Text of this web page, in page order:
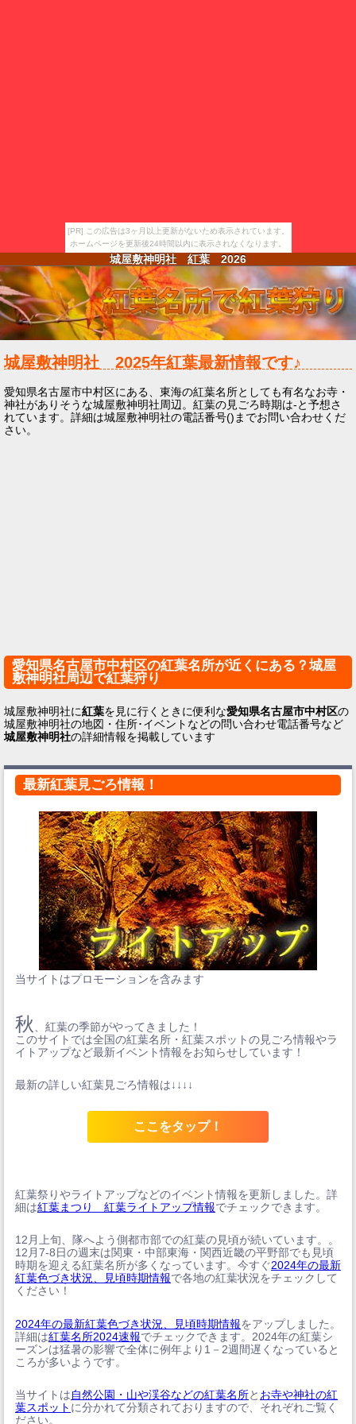
[PR] この広告は3ヶ月以上更新がないため表示されています。
ホームページを更新後24時間以内に表示されなくなります。
城屋敷神明社 紅葉 2026
城屋敷神明社 2025年紅葉最新情報です♪
愛知県名古屋市中村区にある、東海の紅葉名所としても有名なお寺・
神社がありそうな城屋敷神明社周辺。紅葉の見ごろ時期は-と予想さ
れています。詳細は城屋敷神明社の電話番号()までお問い合わせくだ
さい。
愛知県名古屋市中村区の紅葉名所が近くにある？城屋
敷神明社周辺で紅葉狩り
城屋敷神明社に紅葉を見に行くときに便利な愛知県名古屋市中村区の
城屋敷神明社の地図・住所･イベントなどの問い合わせ電話番号など
城屋敷神明社の詳細情報を掲載しています
最新紅葉見ごろ情報！
当サイトはプロモーションを含みます
秋
、紅葉の季節がやってきました！
このサイトでは全国の紅葉名所・紅葉スポットの見ごろ情報やラ
イトアップなど最新イベント情報をお知らせしています！
最新の詳しい紅葉見ごろ情報は↓↓↓↓
ここをタップ！
紅葉祭りやライトアップなどのイベント情報を更新しました。詳
細は紅葉まつり 紅葉ライトアップ情報でチェックできます。
12月上旬、隊へよう側都市部での紅葉の見頃が続いています。。
12月7-8日の週末は関東・中部東海・関西近畿の平野部でも見頃
時期を迎える紅葉名所が多くなっています。今すぐ2024年の最新
紅葉色づき状況、見頃時期情報で各地の紅葉状況をチェックして
ください！
2024年の最新紅葉色づき状況、見頃時期情報をアップしました。
詳細は紅葉名所2024速報でチェックできます。2024年の紅葉シ
ーズンは猛暑の影響で全体に例年より1－2週間遅くなっていると
ころが多いようです。
当サイトは自然公園・山や渓谷などの紅葉名所と お寺や神社の紅
葉スポット に分かれて分類されておりますので、それぞれご覧く
ださい。